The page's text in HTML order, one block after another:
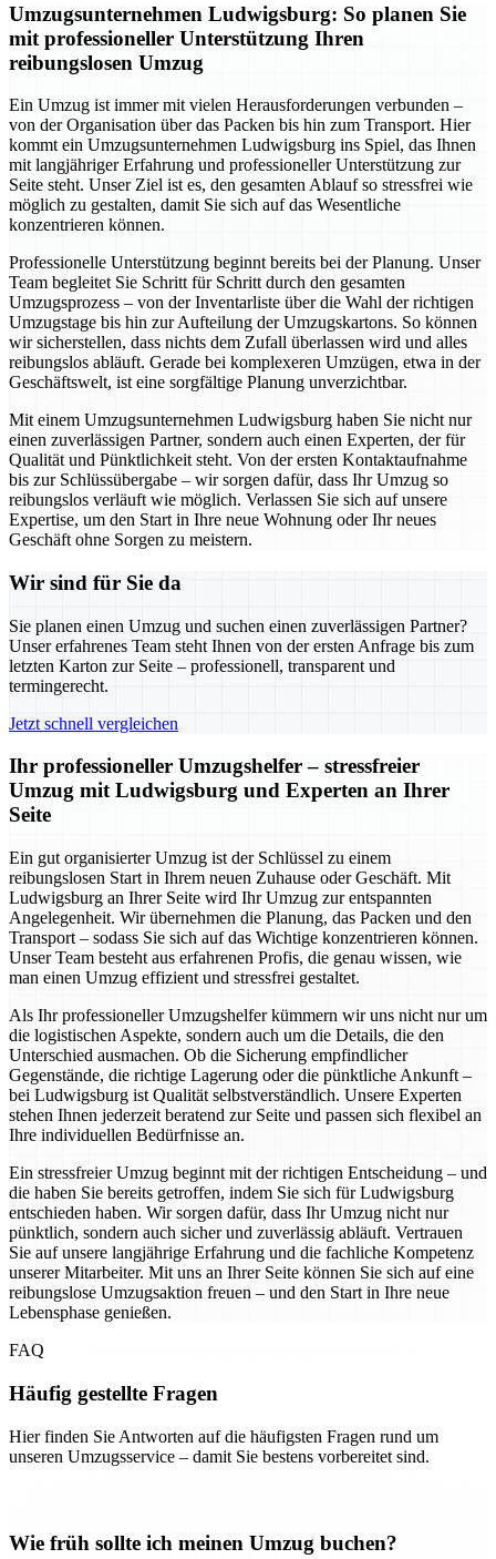
Umzugsunternehmen Ludwigsburg: So planen Sie
mit professioneller Unterstützung Ihren
reibungslosen Umzug
Ein Umzug ist immer mit vielen Herausforderungen verbunden –
von der Organisation über das Packen bis hin zum Transport. Hier
kommt ein Umzugsunternehmen Ludwigsburg ins Spiel, das Ihnen
mit langjähriger Erfahrung und professioneller Unterstützung zur
Seite steht. Unser Ziel ist es, den gesamten Ablauf so stressfrei wie
möglich zu gestalten, damit Sie sich auf das Wesentliche
konzentrieren können.
Professionelle Unterstützung beginnt bereits bei der Planung. Unser
Team begleitet Sie Schritt für Schritt durch den gesamten
Umzugsprozess – von der Inventarliste über die Wahl der richtigen
Umzugstage bis hin zur Aufteilung der Umzugskartons. So können
wir sicherstellen, dass nichts dem Zufall überlassen wird und alles
reibungslos abläuft. Gerade bei komplexeren Umzügen, etwa in der
Geschäftswelt, ist eine sorgfältige Planung unverzichtbar.
Mit einem Umzugsunternehmen Ludwigsburg haben Sie nicht nur
einen zuverlässigen Partner, sondern auch einen Experten, der für
Qualität und Pünktlichkeit steht. Von der ersten Kontaktaufnahme
bis zur Schlüssübergabe – wir sorgen dafür, dass Ihr Umzug so
reibungslos verläuft wie möglich. Verlassen Sie sich auf unsere
Expertise, um den Start in Ihre neue Wohnung oder Ihr neues
Geschäft ohne Sorgen zu meistern.
Wir sind für Sie da
Sie planen einen Umzug und suchen einen zuverlässigen Partner?
Unser erfahrenes Team steht Ihnen von der ersten Anfrage bis zum
letzten Karton zur Seite – professionell, transparent und
termingerecht.
Jetzt schnell vergleichen
Ihr professioneller Umzugshelfer – stressfreier
Umzug mit Ludwigsburg und Experten an Ihrer
Seite
Ein gut organisierter Umzug ist der Schlüssel zu einem
reibungslosen Start in Ihrem neuen Zuhause oder Geschäft. Mit
Ludwigsburg an Ihrer Seite wird Ihr Umzug zur entspannten
Angelegenheit. Wir übernehmen die Planung, das Packen und den
Transport – sodass Sie sich auf das Wichtige konzentrieren können.
Unser Team besteht aus erfahrenen Profis, die genau wissen, wie
man einen Umzug effizient und stressfrei gestaltet.
Als Ihr professioneller Umzugshelfer kümmern wir uns nicht nur um
die logistischen Aspekte, sondern auch um die Details, die den
Unterschied ausmachen. Ob die Sicherung empfindlicher
Gegenstände, die richtige Lagerung oder die pünktliche Ankunft –
bei Ludwigsburg ist Qualität selbstverständlich. Unsere Experten
stehen Ihnen jederzeit beratend zur Seite und passen sich flexibel an
Ihre individuellen Bedürfnisse an.
Ein stressfreier Umzug beginnt mit der richtigen Entscheidung – und
die haben Sie bereits getroffen, indem Sie sich für Ludwigsburg
entschieden haben. Wir sorgen dafür, dass Ihr Umzug nicht nur
pünktlich, sondern auch sicher und zuverlässig abläuft. Vertrauen
Sie auf unsere langjährige Erfahrung und die fachliche Kompetenz
unserer Mitarbeiter. Mit uns an Ihrer Seite können Sie sich auf eine
reibungslose Umzugsaktion freuen – und den Start in Ihre neue
Lebensphase genießen.
FAQ
Häufig gestellte Fragen
Hier finden Sie Antworten auf die häufigsten Fragen rund um
unseren Umzugsservice – damit Sie bestens vorbereitet sind.
Wie früh sollte ich meinen Umzug buchen?